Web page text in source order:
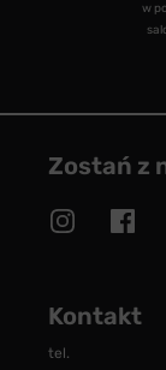
w
Zostań z
Kontakt
tel.